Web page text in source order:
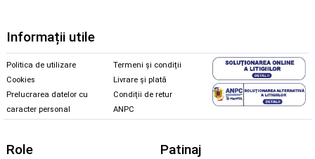
Informații utile
Politica de utilizare
Cookies
Prelucrarea datelor cu
caracter personal
Termeni și condiții
Livrare și plată
Condiții de retur
ANPC
Role Patinaj